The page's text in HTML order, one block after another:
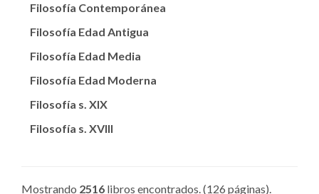
Filosofía Contemporánea
Filosofía Edad Antigua
Filosofía Edad Media
Filosofía Edad Moderna
Filosofía s. XIX
Filosofía s. XVIII
Mostrando 2516 libros encontrados. (126 páginas).